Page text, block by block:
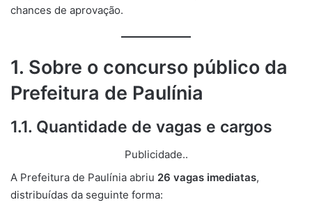
chances de aprovação.
1. Sobre o concurso público da
Prefeitura de Paulínia
1.1. Quantidade de vagas e cargos
Publicidade..
A Prefeitura de Paulínia abriu 26 vagas imediatas,
distribuídas da seguinte forma: